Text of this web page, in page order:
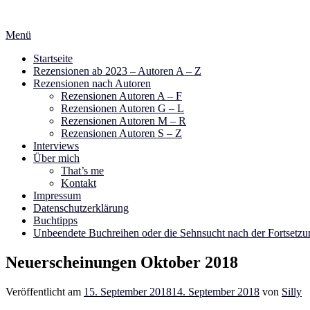
springen
Menü
Startseite
Rezensionen ab 2023 – Autoren A – Z
Rezensionen nach Autoren
Rezensionen Autoren A – F
Rezensionen Autoren G – L
Rezensionen Autoren M – R
Rezensionen Autoren S – Z
Interviews
Über mich
That’s me
Kontakt
Impressum
Datenschutzerklärung
Buchtipps
Unbeendete Buchreihen oder die Sehnsucht nach der
Neuerscheinungen Oktober 2018
Veröffentlicht am 15. September 201814. September 2018 von Silly